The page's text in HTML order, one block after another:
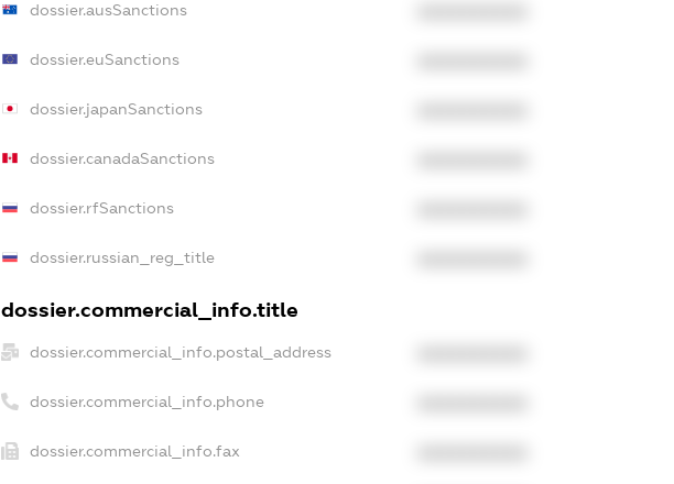
dossier.ausSanctions
dossier.euSanctions
dossier.japanSanctions
dossier.canadaSanctions
dossier.rfSanctions
dossier.russian_reg_title
dossier.commercial_info.title
dossier.commercial_info.postal_address
dossier.commercial_info.phone
dossier.commercial_info.fax